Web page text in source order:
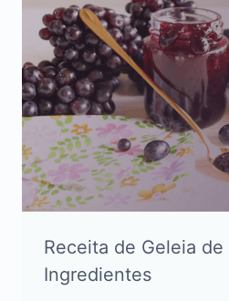
Receita de Geleia
Ingredientes